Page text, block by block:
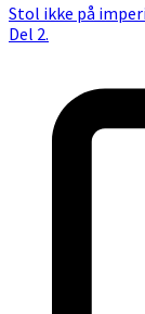
Stol ikke på
Del 2.